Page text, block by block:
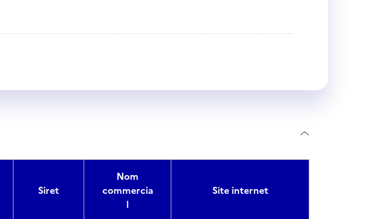
Siret
Nom
commercia
l
Site internet